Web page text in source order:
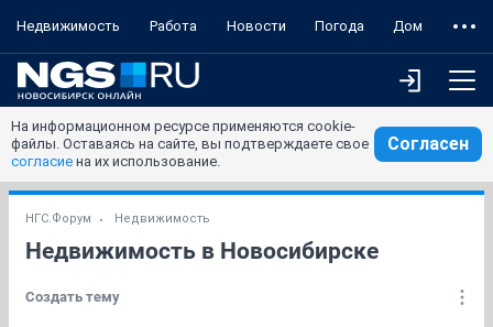
Недвижимость Работа Новости Погода Дом
На информационном ресурсе применяются cookie-
файлы. Оставаясь на сайте, вы подтверждаете свое
согласие на их использование.
Согласен
НГС.Форум Недвижимость
Недвижимость в Новосибирске
Создать тему